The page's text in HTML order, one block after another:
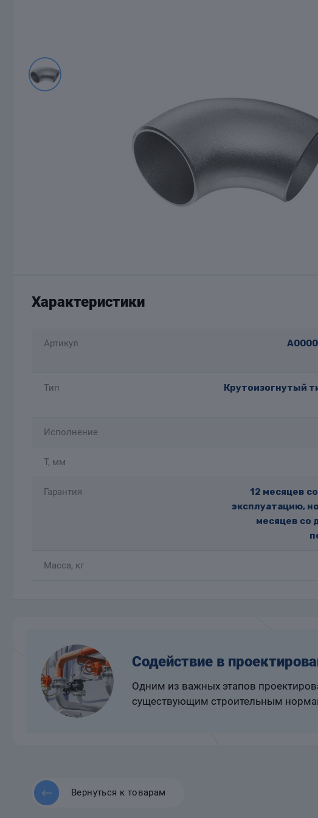
Характеристики
Артикул
Тип
Крутоизогнутый
Исполнение
T, мм
Гарантия
12 месяцев
эксплуатацию,
месяцев со
Масса, кг
Содействие в
Одним из важных этапов
существующим строительным
Вернуться к товарам